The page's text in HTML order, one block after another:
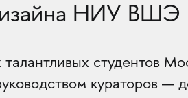
НИУ ВШЭ
студентов
кураторов —